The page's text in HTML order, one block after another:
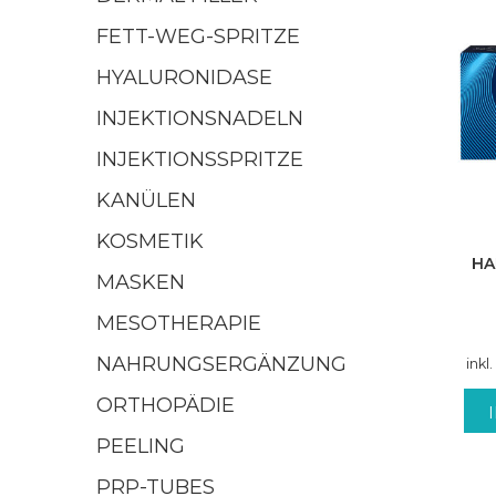
FETT-WEG-SPRITZE
HYALURONIDASE
INJEKTIONSNADELN
INJEKTIONSSPRITZE
KANÜLEN
KOSMETIK
MASKEN
MESOTHERAPIE
NAHRUNGSERGÄNZUNG
ORTHOPÄDIE
PEELING
PRP-TUBES